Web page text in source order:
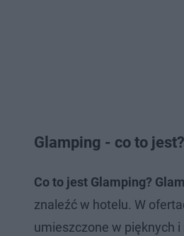
Glamping - co to jest?
Co to jest Glamping?
znaleźć w hotelu. W
umieszczone w pięknych